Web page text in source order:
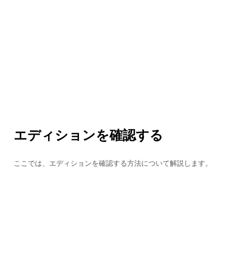
エディションを確認する
ここでは、エディションを確認する方法について解説します。